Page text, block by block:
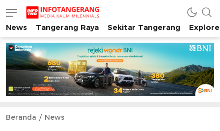
INFO TANGERANG
Media Kaum Millenials Tangerang Raya
News Tangerang Raya Sekitar Tangerang
Beranda News